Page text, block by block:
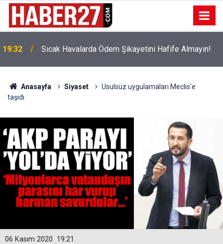
19:32 Sıcak Havalarda Ödem Şikayetini Hafife Almayın!
Anasayfa Siyaset
Usulsüz uygulamaları Meclis'e
taşıdı
19:21
06 Kasım 2020